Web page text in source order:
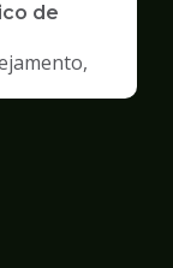
de